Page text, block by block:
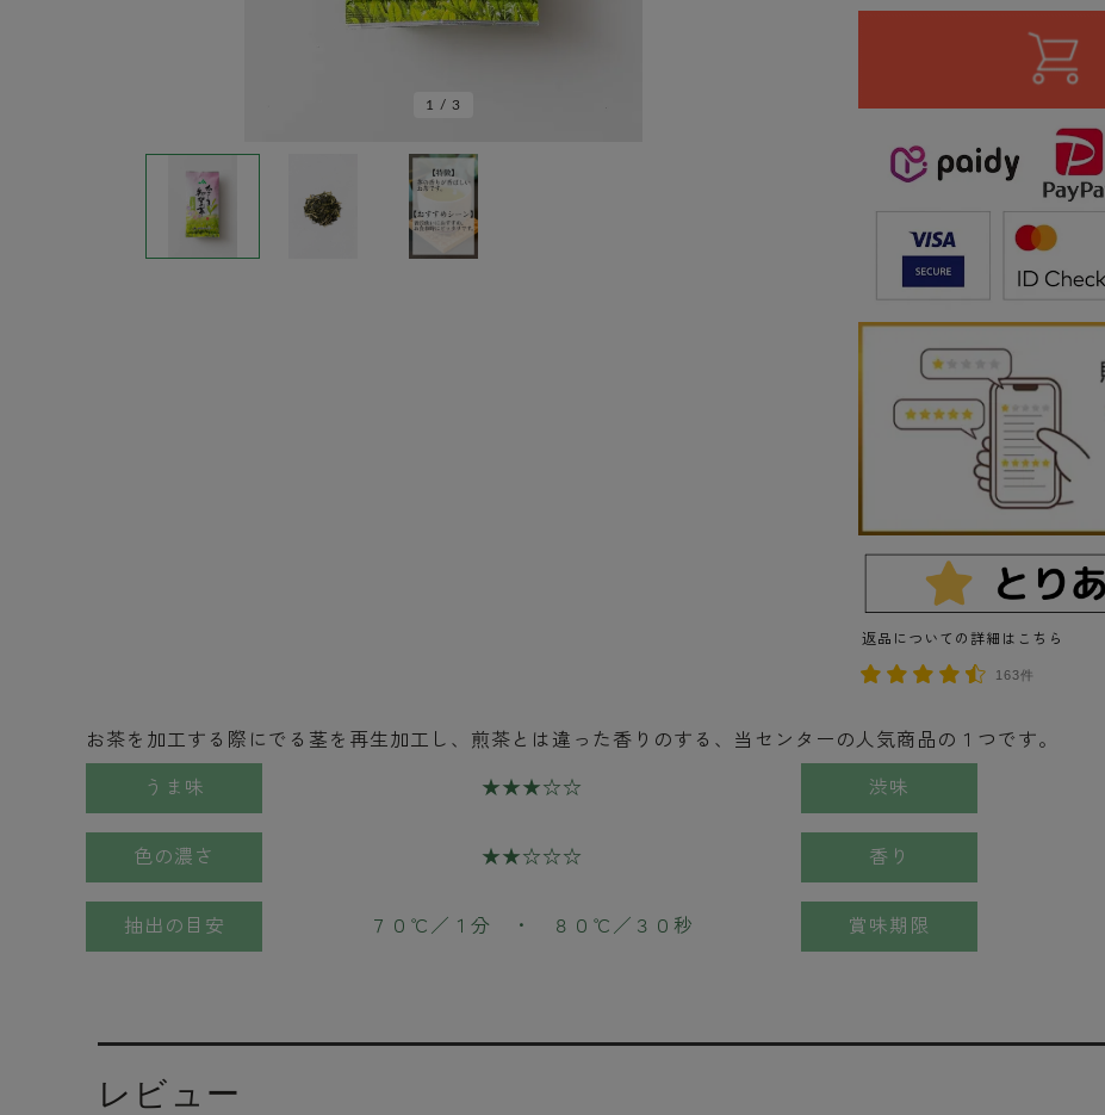
1 / 3
返品についての詳細はこちら
163件
お茶を加工する際にでる茎を再生加工し、煎茶とは違った香りのする、当センターの人気商品の１つです。
うま味 ★★★☆☆ 渋味
色の濃さ ★★☆☆☆ 香り
抽出の目安 ７０℃／１分 ・ ８０℃／３０秒 賞味期限
レビュー